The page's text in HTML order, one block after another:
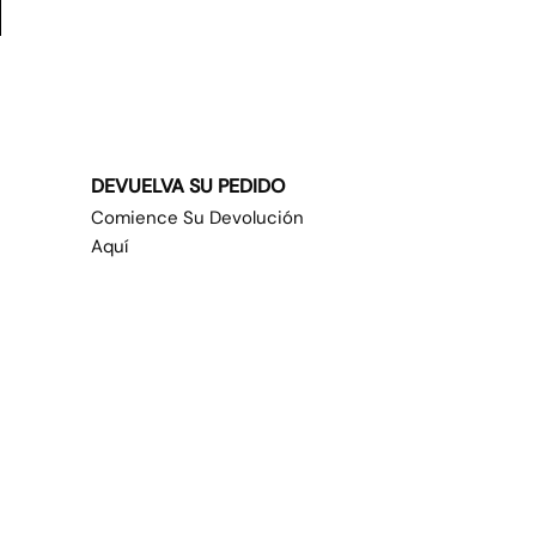
DEVUELVA SU PEDIDO
Comience Su Devolución
Aquí